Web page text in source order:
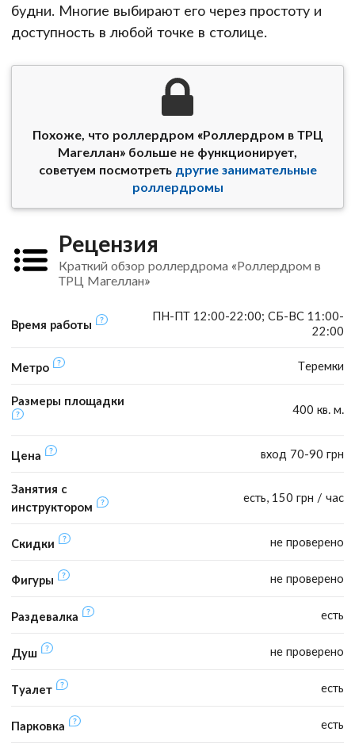
будни. Многие выбирают его через простоту и
доступность в любой точке в столице.
Похоже, что роллердром «Роллердром в ТРЦ
Магеллан» больше не функционирует,
советуем посмотреть другие занимательные
роллердромы
Рецензия
Краткий обзор роллердрома «Роллердром в
ТРЦ Магеллан»
Время работы
ПН-ПТ 12:00-22:00; СБ-ВС 11:00-
22:00
Метро Теремки
Размеры площадки
400 кв. м.
Цена вход 70-90 грн
Занятия с
инструктором
есть, 150 грн / час
Скидки не проверено
Фигуры не проверено
Раздевалка есть
Душ не проверено
Туалет есть
Парковка есть